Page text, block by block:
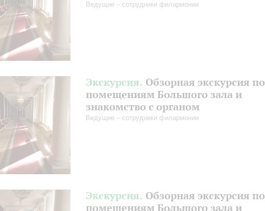
Ведущие – сотрудники филармонии
Экскурсия. Обзорная экскурсия по
помещениям Большого зала и
знакомство с органом
Ведущие – сотрудники филармонии
Экскурсия. Обзорная экскурсия по
помещениям Большого зала и